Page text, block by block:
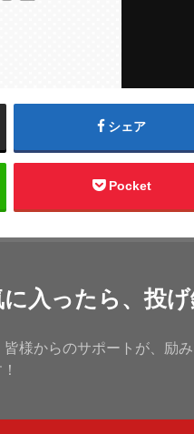
シェア
Pocket
入ったら、投
様からのサポートが、励み